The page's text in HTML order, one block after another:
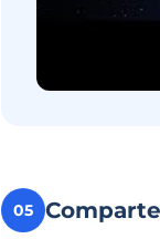
05 Comparte